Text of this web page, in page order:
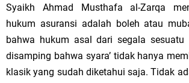
Syaikh Ahmad Musthafa al-Zarqa
hukum asuransi adalah boleh atau
bahwa hukum asal dari segala sesuatu
disamping bahwa syara’ tidak hanya
klasik yang sudah diketahui saja. Tidak